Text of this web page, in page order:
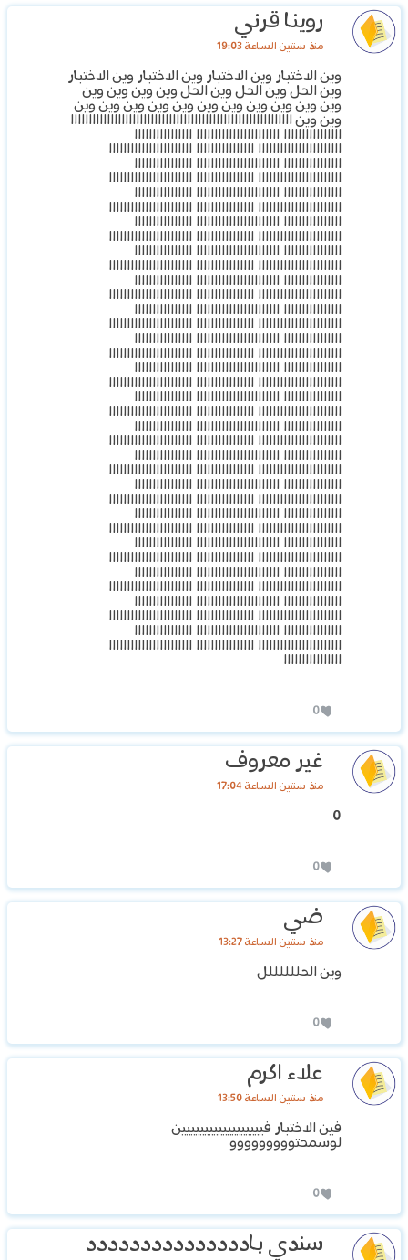
روينا قرني
منذ سنتين الساعة 19:03
وين الاختبار وين الاختبار وين الاختبار وين الاختبار
وين الحل وين الحل وين الحل وين وين وين وين
وين وين وين وين وين وين وين وين وين وين وين
وين وين ااااااااااااااااااااااااااااااااااااااااااااااااااااااااااااا
اااااااااااااااا ااااااااااااااااااااااا اااااااااااااااا
ااااااااااااااااااااااا اااااااااااااااا ااااااااااااااااااااااا
اااااااااااااااا ااااااااااااااااااااااا اااااااااااااااا
ااااااااااااااااااااااا اااااااااااااااا ااااااااااااااااااااااا
اااااااااااااااا ااااااااااااااااااااااا اااااااااااااااا
ااااااااااااااااااااااا اااااااااااااااا ااااااااااااااااااااااا
اااااااااااااااا ااااااااااااااااااااااا اااااااااااااااا
ااااااااااااااااااااااا اااااااااااااااا ااااااااااااااااااااااا
اااااااااااااااا ااااااااااااااااااااااا اااااااااااااااا
ااااااااااااااااااااااا اااااااااااااااا ااااااااااااااااااااااا
اااااااااااااااا ااااااااااااااااااااااا اااااااااااااااا
ااااااااااااااااااااااا اااااااااااااااا ااااااااااااااااااااااا
اااااااااااااااا ااااااااااااااااااااااا اااااااااااااااا
ااااااااااااااااااااااا اااااااااااااااا ااااااااااااااااااااااا
اااااااااااااااا ااااااااااااااااااااااا اااااااااااااااا
ااااااااااااااااااااااا اااااااااااااااا ااااااااااااااااااااااا
اااااااااااااااا ااااااااااااااااااااااا اااااااااااااااا
ااااااااااااااااااااااا اااااااااااااااا ااااااااااااااااااااااا
اااااااااااااااا ااااااااااااااااااااااا اااااااااااااااا
ااااااااااااااااااااااا اااااااااااااااا ااااااااااااااااااااااا
اااااااااااااااا ااااااااااااااااااااااا اااااااااااااااا
ااااااااااااااااااااااا اااااااااااااااا ااااااااااااااااااااااا
اااااااااااااااا ااااااااااااااااااااااا اااااااااااااااا
ااااااااااااااااااااااا اااااااااااااااا ااااااااااااااااااااااا
اااااااااااااااا ااااااااااااااااااااااا اااااااااااااااا
ااااااااااااااااااااااا اااااااااااااااا ااااااااااااااااااااااا
اااااااااااااااا ااااااااااااااااااااااا اااااااااااااااا
ااااااااااااااااااااااا اااااااااااااااا ااااااااااااااااااااااا
اااااااااااااااا ااااااااااااااااااااااا اااااااااااااااا
ااااااااااااااااااااااا اااااااااااااااا ااااااااااااااااااااااا
اااااااااااااااا ااااااااااااااااااااااا اااااااااااااااا
ااااااااااااااااااااااا اااااااااااااااا ااااااااااااااااااااااا
اااااااااااااااا ااااااااااااااااااااااا اااااااااااااااا
ااااااااااااااااااااااا اااااااااااااااا ااااااااااااااااااااااا
اااااااااااااااا ااااااااااااااااااااااا اااااااااااااااا
ااااااااااااااااااااااا اااااااااااااااا ااااااااااااااااااااااا
اااااااااااااااا
0
غير معروف
منذ سنتين الساعة 17:04
0
0
ضي
منذ سنتين الساعة 13:27
وين الحللللللل
0
علاء اكرم
منذ سنتين الساعة 13:50
فين الاختبار فيييييييييييييييييين
لوسمحتووووووووو
0
سندي باددددددددددددددد